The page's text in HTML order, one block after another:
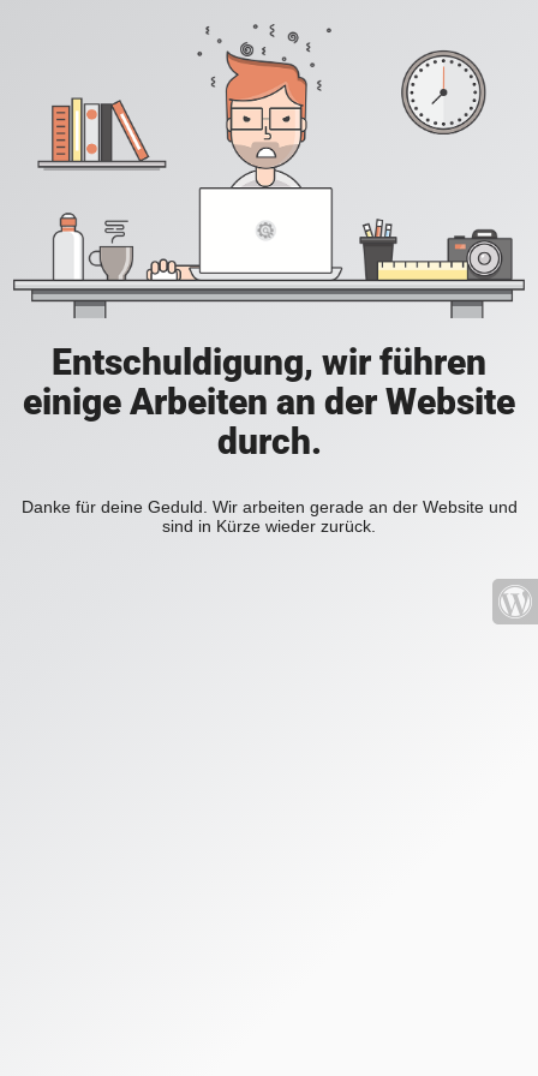
Entschuldigung, wir führen
einige Arbeiten an der Website
durch.
Danke für deine Geduld. Wir arbeiten gerade an der Website und
sind in Kürze wieder zurück.